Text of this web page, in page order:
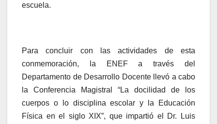
escuela.
Para concluir con las actividades de esta
conmemoración, la ENEF a través del
Departamento de Desarrollo Docente llevó a cabo
la Conferencia Magistral “La docilidad de los
cuerpos o lo disciplina escolar y la Educación
Física en el siglo XIX”, que impartió el Dr. Luis